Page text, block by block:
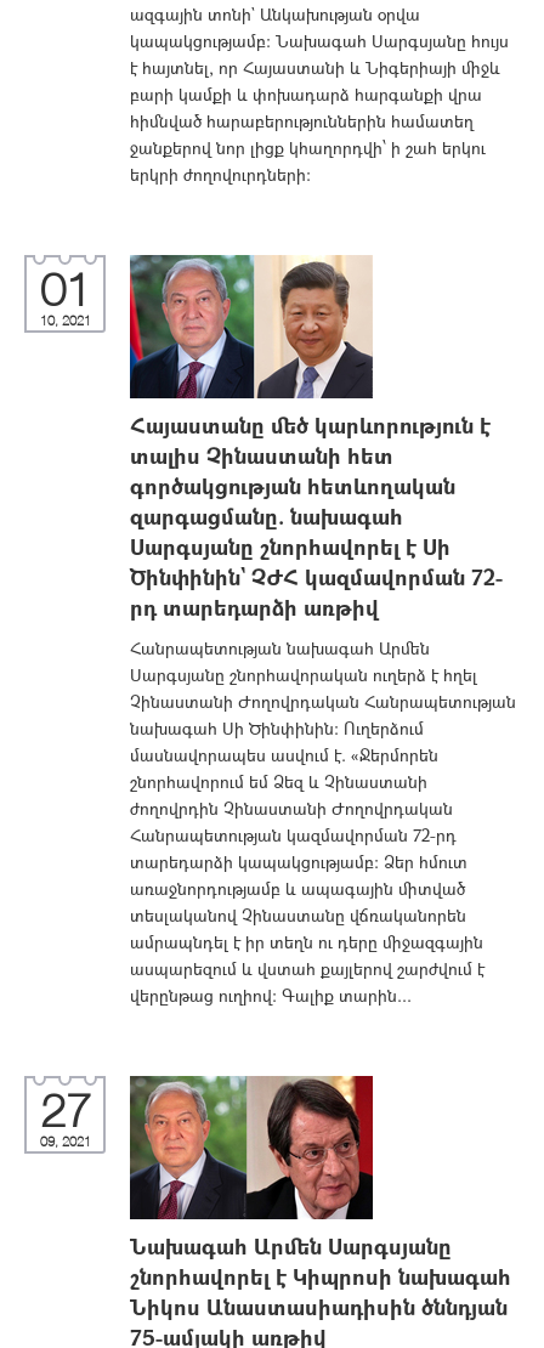
ազգային տոնի` Անկախության օրվա
կապակցությամբ: Նախագահ Սարգսյանը հույս
է հայտնել, որ Հայաստանի և Նիգերիայի միջև
բարի կամքի և փոխադարձ հարգանքի վրա
հիմնված հարաբերություններին համատեղ
ջանքերով նոր լիցք կհաղորդվի՝ ի շահ երկու
երկրի ժողովուրդների։
01
10, 2021
Հայաստանը մեծ կարևորություն է
տալիս Չինաստանի հետ
գործակցության հետևողական
զարգացմանը. նախագահ
Սարգսյանը շնորհավորել է Սի
Ծինփինին` ՉԺՀ կազմավորման 72-
րդ տարեդարձի առթիվ
Հանրապետության նախագահ Արմեն
Սարգսյանը շնորհավորական ուղերձ է հղել
Չինաստանի Ժողովրդական Հանրապետության
նախագահ Սի Ծինփինին: Ուղերձում
մասնավորապես ասվում է. «Ջերմորեն
շնորհավորում եմ Ձեզ և Չինաստանի
ժողովրդին Չինաստանի Ժողովրդական
Հանրապետության կազմավորման 72-րդ
տարեդարձի կապակցությամբ: Ձեր հմուտ
առաջնորդությամբ և ապագային միտված
տեսլականով Չինաստանը վճռականորեն
ամրապնդել է իր տեղն ու դերը միջազգային
ասպարեզում և վստահ քայլերով շարժվում է
վերընթաց ուղիով։ Գալիք տարին...
27
09, 2021
Նախագահ Արմեն Սարգսյանը
շնորհավորել է Կիպրոսի նախագահ
Նիկոս Անաստասիադիսին ծննդյան
75-ամյակի առթիվ